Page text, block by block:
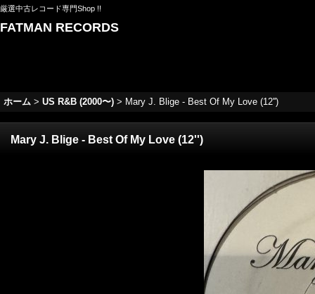
厳選中古レコード専門Shop !!
FATMAN RECORDS
ホーム > US R&B (2000〜) > Mary J. Blige - Best Of My Love (12'')
Mary J. Blige - Best Of My Love (12'')